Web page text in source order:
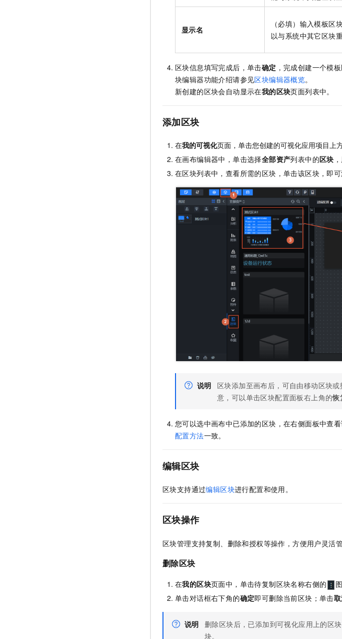
显示名
（必填）输入模板区
以与系统中其它区块重
区块信息填写完成后，单击确定 ，完成创建一个模
块编辑器功能介绍请参见区块编辑器概览。
新创建的区块会自动显示在我的区块页面列表中。
添加区块
在我的可视化页面，单击您创建的可视化应用项目上
在画布编辑器中，单击选择全部资产列表中的区块
在区块列表中，查看所需的区块，单击该区块，即可
说明
区块添加至画布后，可自由移动区块
意，可以单击区块配置面板右上角的恢
您可以选中画布中已添加的区块，在右侧面板中查
配置方法一致。
编辑区块
区块支持通过编辑区块进行配置和使用。
区块操作
区块管理支持复制、删除和授权等操作，方便用户灵活
删除区块
在我的区块页面中，单击待复制区块名称右侧的
单击对话框右下角的确定即可删除当前区块；单击
说明 删除区块后，已添加到可视化应用上的区
块。